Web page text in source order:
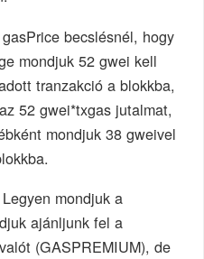
becslésnél, hogy
mondjuk 52 gwei kell
tranzakció a blokkba,
52 gwei*txgas jutalmat,
mondjuk 38 gweivel
Legyen mondjuk a
ajánljunk fel a
(GASPREMIUM), de